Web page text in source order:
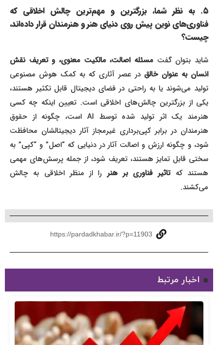
۵. به نظر شما، بزرگترین و مهم‌ترین چالش اخلاقی که
فناوری‌های نوین پیش روی دنیای هنر و هنرمندان قرار داده‌اند،
چیست؟
شاید بتوان گفتمسئله اصالت، مالکیت معنوی، و تعریف نقش
انسان به عنوان خالقدر عصر آثاری که به کمک هوش مصنوعی
تولید می‌شوند یا به راحتی در فضای دیجیتال قابل تکثیر هستند،
یکی از بزرگترین چالش‌های اخلاقی است. تعیین اینکه چه کسی
هنرمند یک اثر تولید شده توسط AI است، چگونه از حقوق
هنرمندان در برابر کپی‌برداری غیرمجاز آثار دیجیتالشان محافظت
شود، و چگونه ارزش و اصالت آثار در دنیایی که “اصل” و “کپی” به
سختی قابل تمایز هستند، تعریف شود، از جمله پرسش‌های مهمی
هستند کهتاثیر فناوری بر هنررا از منظر اخلاقی به چالش
می‌کشند.
https://pardadkhabar.ir/?p=11903
اخبار مرتبط